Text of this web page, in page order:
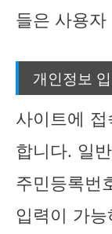
들은 사용
개인정보
사이트에
합니다. 일
주민등록번
입력이 가